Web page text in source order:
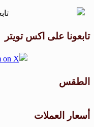
تابعونا على اكس تويتر
الطقس
أسعار العملات